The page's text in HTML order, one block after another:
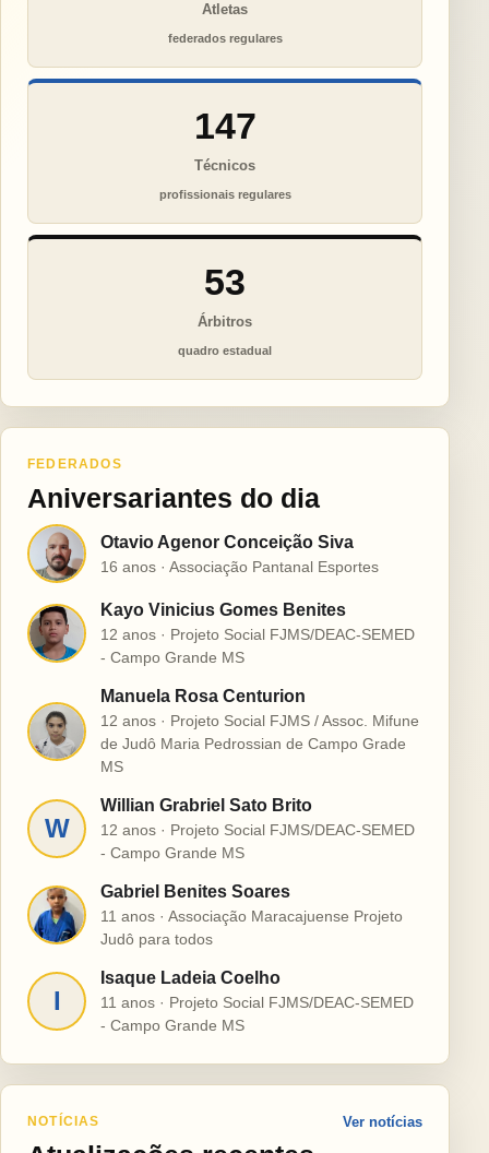
Atletas
federados regulares
147
Técnicos
profissionais regulares
53
Árbitros
quadro estadual
FEDERADOS
Aniversariantes do dia
O Otavio Agenor Conceição Siva
16 anos · Associação Pantanal Esportes
K
Kayo Vinicius Gomes Benites
12 anos · Projeto Social FJMS/DEAC-SEMED
- Campo Grande MS
M
Manuela Rosa Centurion
12 anos · Projeto Social FJMS / Assoc. Mifune
de Judô Maria Pedrossian de Campo Grade
MS
W
Willian Grabriel Sato Brito
12 anos · Projeto Social FJMS/DEAC-SEMED
- Campo Grande MS
G
Gabriel Benites Soares
11 anos · Associação Maracajuense Projeto
Judô para todos
I
Isaque Ladeia Coelho
11 anos · Projeto Social FJMS/DEAC-SEMED
- Campo Grande MS
NOTÍCIAS Ver notícias